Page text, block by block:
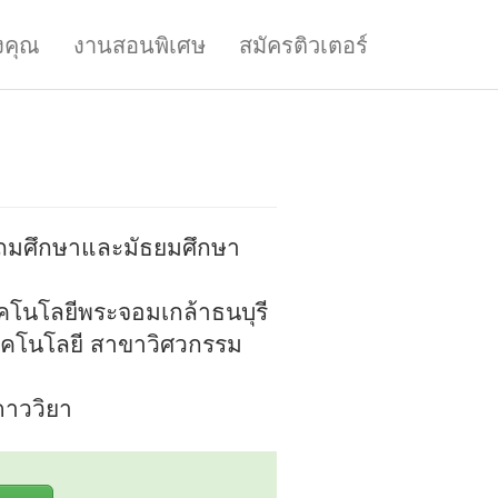
คุณ งานสอนพิเศษ สมัครติวเตอร์
ศึกษาและมัธยมศึกษา
นโลยีพระจอมเกล้าธนบุรี
นโลยี สาขาวิศวกรรม
ววิยา